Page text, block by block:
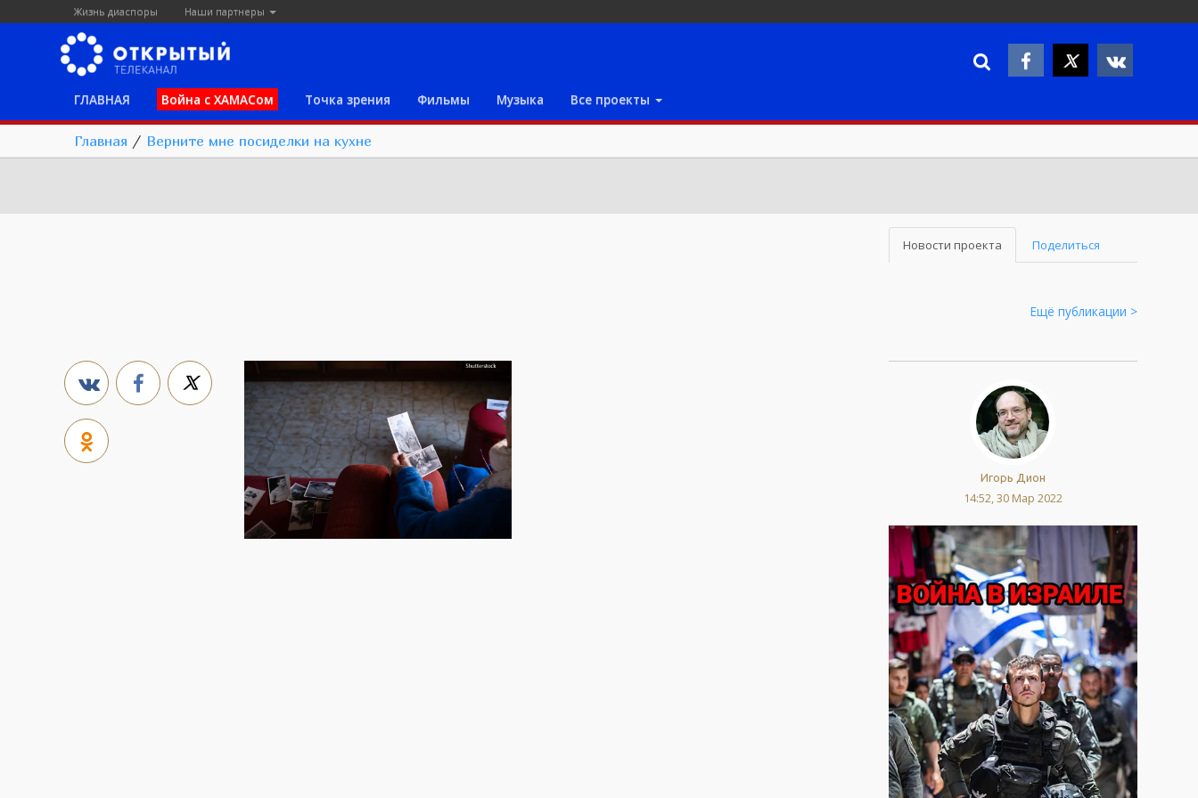
Жизнь диаспоры Наши партнеры
ГЛАВНАЯ Война с ХАМАСом Точка зрения Фильмы Музыка Все проекты
Главная / Верните мне посиделки на кухне
Новости проекта Поделиться
Ещё публикации >
Игорь Дион
14:52, 30 Мар 2022